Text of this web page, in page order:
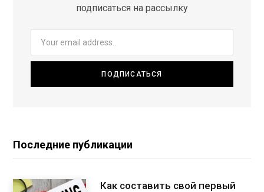
подписаться на рассылку
Последние публикации
Как составить свой первый